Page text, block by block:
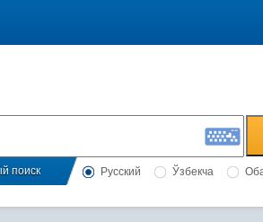
поиск Русский Ўзбекча